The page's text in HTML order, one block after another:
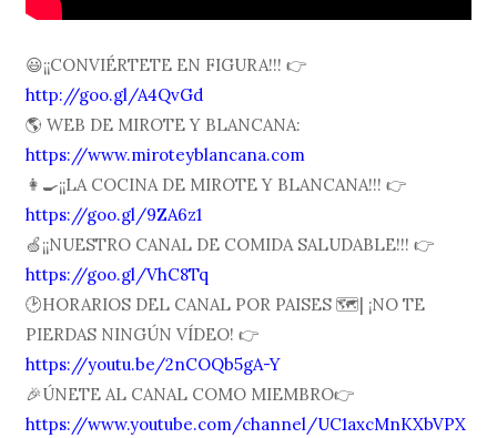
😃¡¡CONVIÉRTETE EN FIGURA!!! 👉
http://goo.gl/A4QvGd
🌎 WEB DE MIROTE Y BLANCANA:
https://www.miroteyblancana.com
👩🍳¡¡LA COCINA DE MIROTE Y BLANCANA!!! 👉
https://goo.gl/9ZA6z1
🍏¡¡NUESTRO CANAL DE COMIDA SALUDABLE!!! 👉
https://goo.gl/VhC8Tq
🕑HORARIOS DEL CANAL POR PAISES 🗺| ¡NO TE
PIERDAS NINGÚN VÍDEO! 👉
https://youtu.be/2nCOQb5gA-Y
🎉ÚNETE AL CANAL COMO MIEMBRO👉
https://www.youtube.com/channel/UC1axcMnKXbVPX